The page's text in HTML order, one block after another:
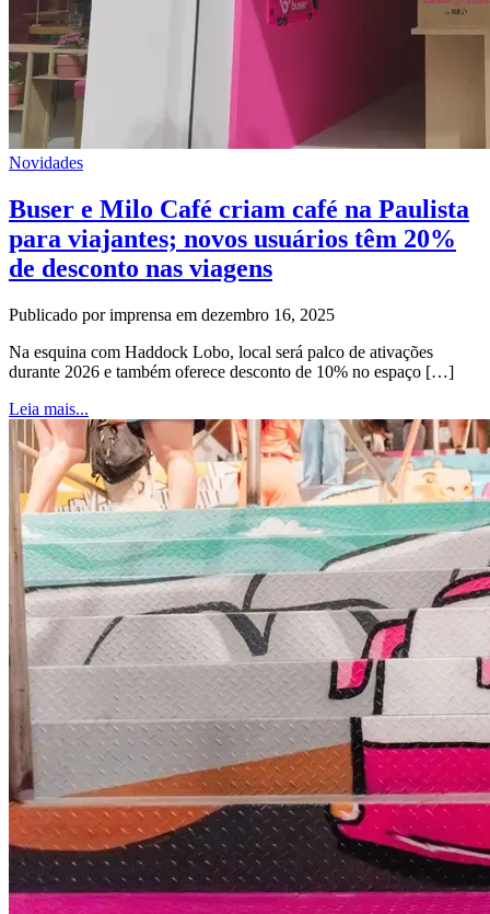
Novidades
Buser e Milo Café criam café na Paulista
para viajantes; novos usuários têm 20%
de desconto nas viagens
Publicado por imprensa em dezembro 16, 2025
Na esquina com Haddock Lobo, local será palco de ativações
durante 2026 e também oferece desconto de 10% no espaço […]
Leia mais...